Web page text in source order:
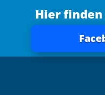
Hier finden